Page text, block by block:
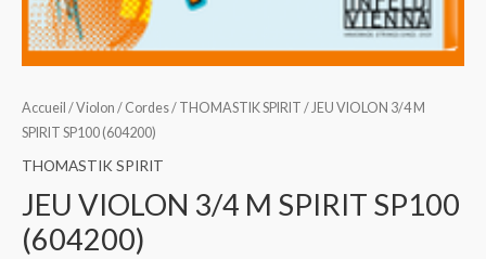
Accueil /Violon / Cordes/ THOMASTIK SPIRIT / JEU VIOLON 3/4 M
SPIRIT SP100 (604200)
THOMASTIK SPIRIT
JEU VIOLON 3/4 M SPIRIT SP100
(604200)